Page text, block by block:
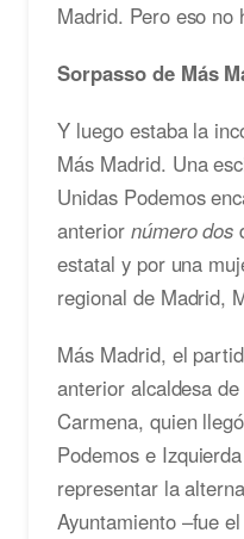
Madrid. Pero eso no
Sorpasso de Más
Y luego estaba la
Más Madrid. Una
Unidas Podemos
anterior número dos
estatal y por una
regional de Madrid,
Más Madrid, el
anterior alcaldesa
Carmena, quien
Podemos e
representar la
Ayuntamiento –fue